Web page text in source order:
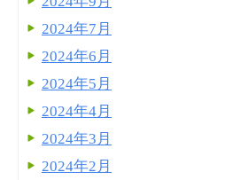
2024年7月
2024年6月
2024年5月
2024年4月
2024年3月
2024年2月